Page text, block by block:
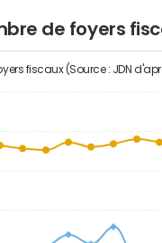
de foyers
fiscaux (Source : JDN